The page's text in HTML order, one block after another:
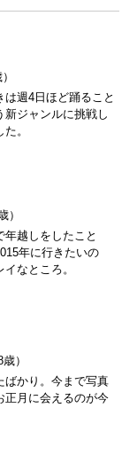
週4日ほど踊ること
新ジャンルに挑戦し
。
）
越しをしたこと
年に行きたいの
なところ。
歳）
ばかり。今まで写真
正月に会えるのが今